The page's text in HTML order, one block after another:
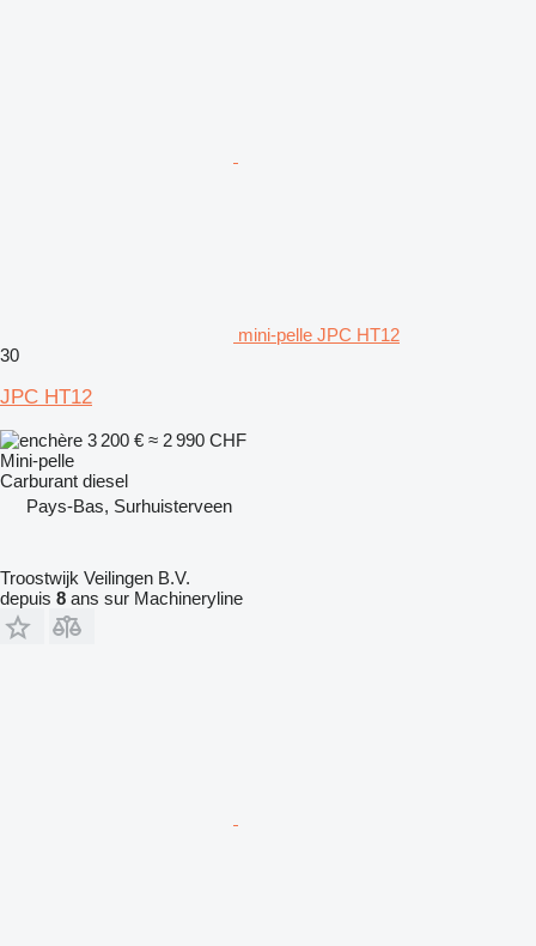
mini-pelle JPC HT12
30
JPC HT12
3 200 € ≈ 2 990 CHF
Mini-pelle
Carburant diesel
Pays-Bas, Surhuisterveen
Troostwijk Veilingen B.V.
depuis 8 ans sur Machineryline